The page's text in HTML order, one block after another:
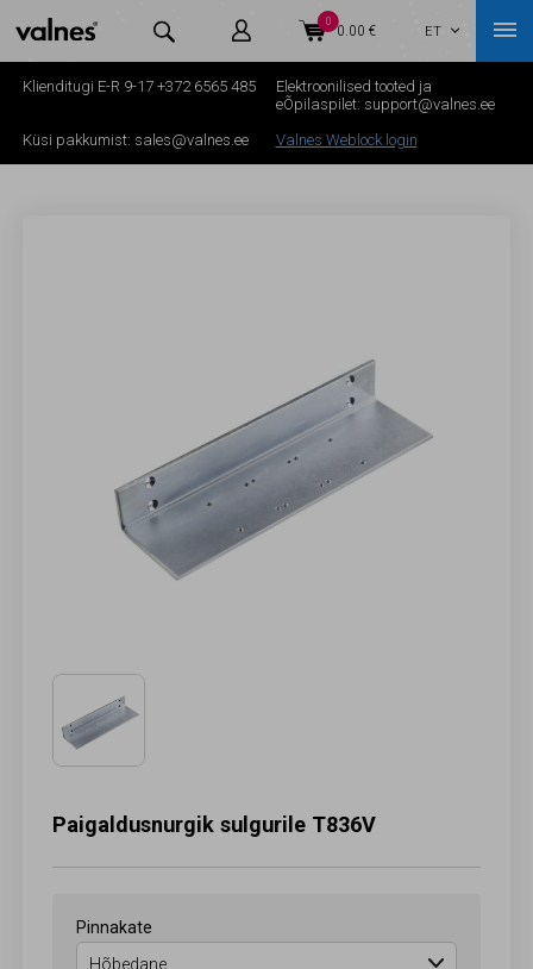
  0
 0.00 € ET 
Klienditugi E-R 9-17 +372 6565 485
Elektroonilised tooted ja
eÕpilaspilet: support@valnes.ee
Küsi pakkumist: sales@valnes.ee Valnes Weblock login
Paigaldusnurgik sulgurile T836V
Pinnakate